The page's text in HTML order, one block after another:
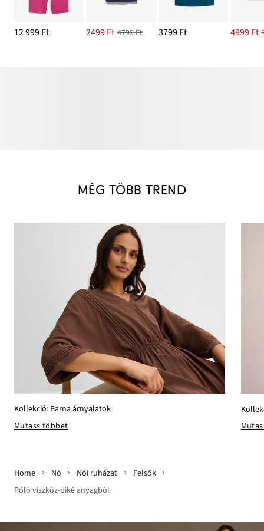
12 999 Ft 2499 Ft 4799 Ft 3799 Ft 4999 Ft
MÉG TÖBB TREND
Kollekció: Barna árnyalatok
Mutass többet
Home Nő Női ruházat
Felsők
Póló viszkóz-piké anyagból